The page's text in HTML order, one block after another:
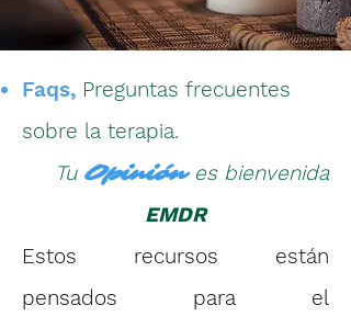
Faqs, Preguntas frecuentes
sobre la terapia.
Tu Opinión es bienvenida
EMDR
Estos recursos están
pensados para el